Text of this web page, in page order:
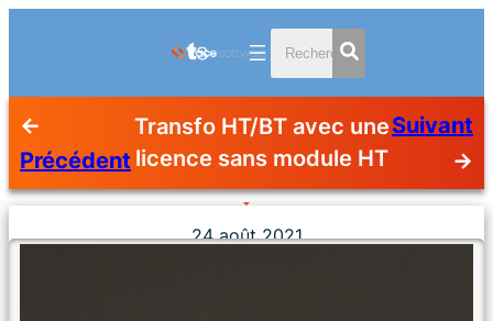
←
Précédent
Transfo HT/BT avec une
licence sans module HT
Suivant
→
24 août 2021